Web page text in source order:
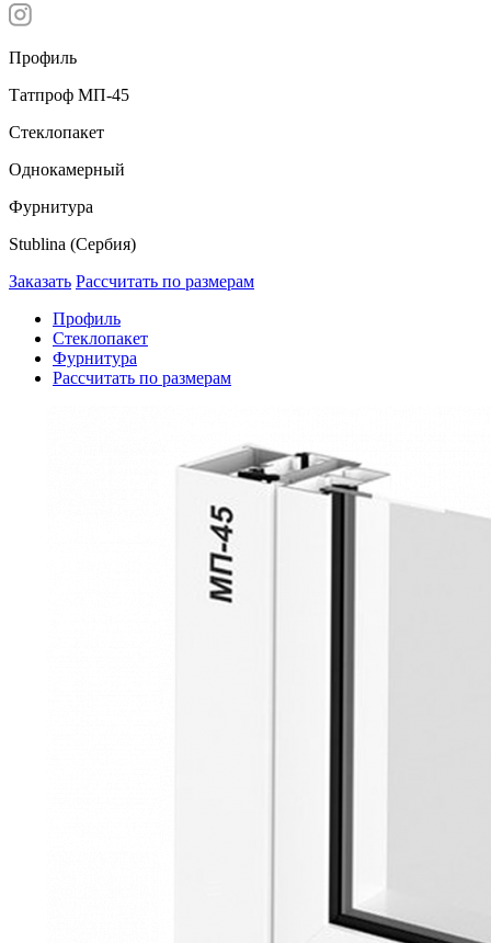
Профиль
Татпроф МП-45
Стеклопакет
Однокамерный
Фурнитура
Stublina (Сербия)
Заказать Рассчитать по размерам
Профиль
Стеклопакет
Фурнитура
Рассчитать по размерам